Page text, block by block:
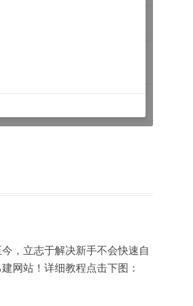
，立志于解决新手不会快速自
网站！详细教程点击下图：